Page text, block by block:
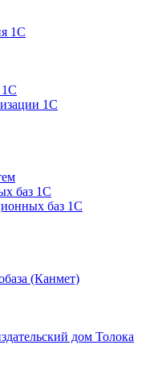
1С
1С
1С
баз 1С
баз 1С
(Канмет)
дом Толока